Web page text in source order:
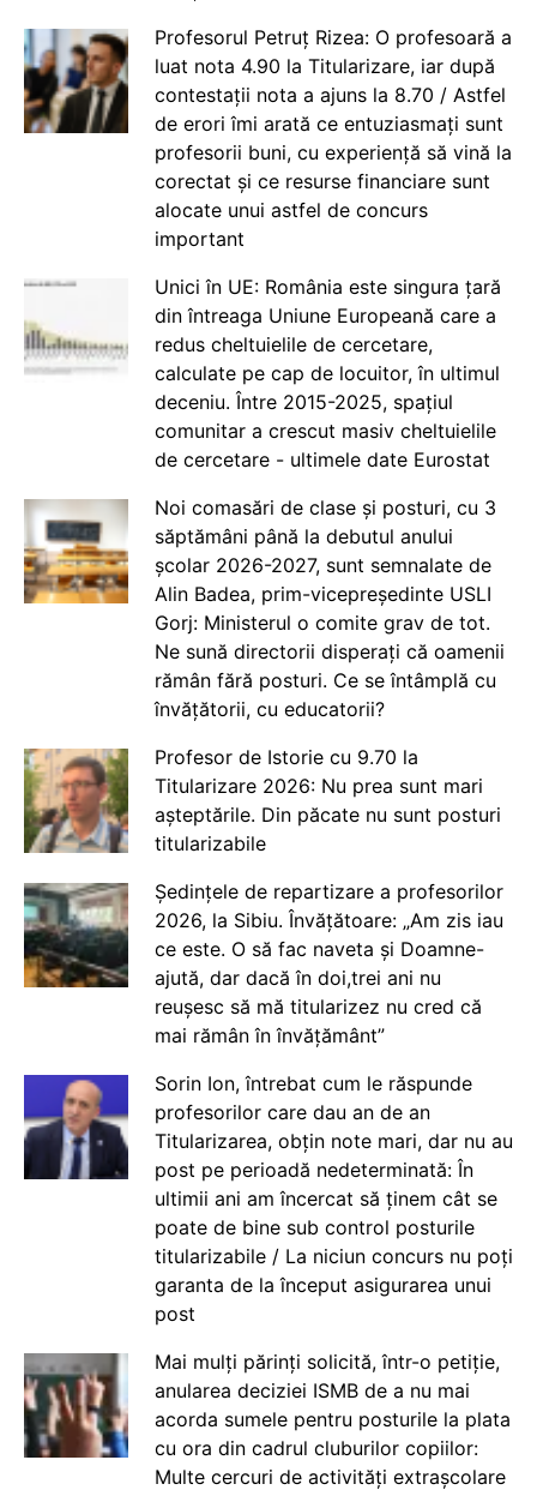
Profesorul Petruț Rizea: O profesoară a
luat nota 4.90 la Titularizare, iar după
contestații nota a ajuns la 8.70 / Astfel
de erori îmi arată ce entuziasmați sunt
profesorii buni, cu experiență să vină la
corectat și ce resurse financiare sunt
alocate unui astfel de concurs
important
Unici în UE: România este singura țară
din întreaga Uniune Europeană care a
redus cheltuielile de cercetare,
calculate pe cap de locuitor, în ultimul
deceniu. Între 2015-2025, spațiul
comunitar a crescut masiv cheltuielile
de cercetare - ultimele date Eurostat
Noi comasări de clase și posturi, cu 3
săptămâni până la debutul anului
școlar 2026-2027, sunt semnalate de
Alin Badea, prim-vicepreședinte USLI
Gorj: Ministerul o comite grav de tot.
Ne sună directorii disperați că oamenii
rămân fără posturi. Ce se întâmplă cu
învățătorii, cu educatorii?
Profesor de Istorie cu 9.70 la
Titularizare 2026: Nu prea sunt mari
așteptările. Din păcate nu sunt posturi
titularizabile
Ședințele de repartizare a profesorilor
2026, la Sibiu. Învățătoare: „Am zis iau
ce este. O să fac naveta și Doamne-
ajută, dar dacă în doi,trei ani nu
reușesc să mă titularizez nu cred că
mai rămân în învățământ”
Sorin Ion, întrebat cum le răspunde
profesorilor care dau an de an
Titularizarea, obțin note mari, dar nu au
post pe perioadă nedeterminată: În
ultimii ani am încercat să ținem cât se
poate de bine sub control posturile
titularizabile / La niciun concurs nu poți
garanta de la început asigurarea unui
post
Mai mulți părinți solicită, într-o petiție,
anularea deciziei ISMB de a nu mai
acorda sumele pentru posturile la plata
cu ora din cadrul cluburilor copiilor:
Multe cercuri de activități extrașcolare